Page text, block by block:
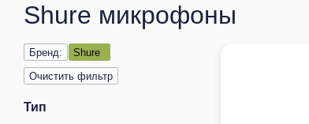
Shure микрофоны
Бренд:
Shure
Очистить фильтр
Тип